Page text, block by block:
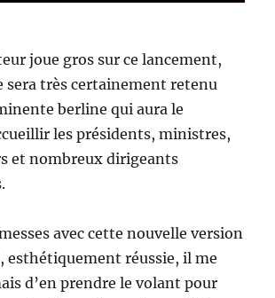
joue gros sur ce lancement,
sera très certainement retenu
berline qui aura le
les présidents, ministres,
et nombreux dirigeants
avec cette nouvelle version
esthétiquement réussie, il me
d’en prendre le volant pour